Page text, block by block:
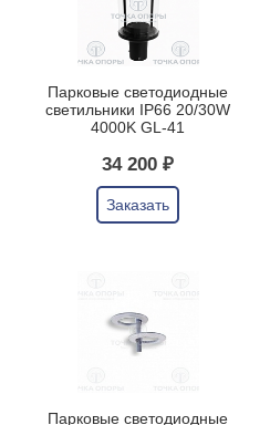
Парковые светодиодные
светильники IP66 20/30W
4000K GL-41
34 200 ₽
Заказать
Парковые светодиодные